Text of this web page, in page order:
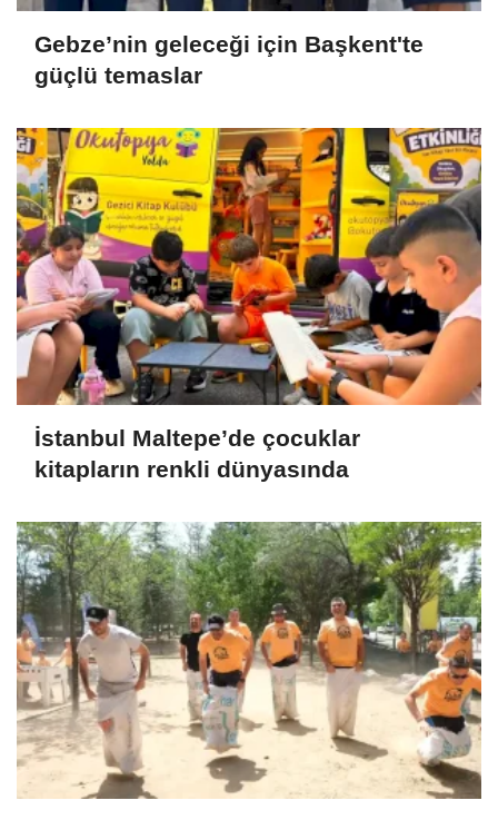
Gebze’nin geleceği için Başkent'te
güçlü temaslar
İstanbul Maltepe’de çocuklar
kitapların renkli dünyasında